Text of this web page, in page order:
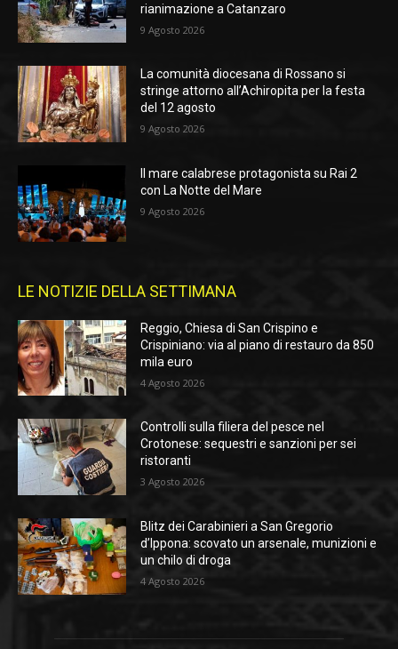
rianimazione a Catanzaro
9 Agosto 2026
La comunità diocesana di Rossano si
stringe attorno all’Achiropita per la festa
del 12 agosto
9 Agosto 2026
Il mare calabrese protagonista su Rai 2
con La Notte del Mare
9 Agosto 2026
LE NOTIZIE DELLA SETTIMANA
Reggio, Chiesa di San Crispino e
Crispiniano: via al piano di restauro da 850
mila euro
4 Agosto 2026
Controlli sulla filiera del pesce nel
Crotonese: sequestri e sanzioni per sei
ristoranti
3 Agosto 2026
Blitz dei Carabinieri a San Gregorio
d’Ippona: scovato un arsenale, munizioni e
un chilo di droga
4 Agosto 2026